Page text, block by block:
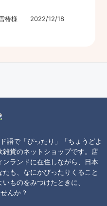
雪椿様 2022/12/18
語で「ぴったり」「ちょうどよ
貨のネットショップです。店
ランドに在住しながら、日本
も、なにかぴったりくること
ものをみつけたときに、
んか？